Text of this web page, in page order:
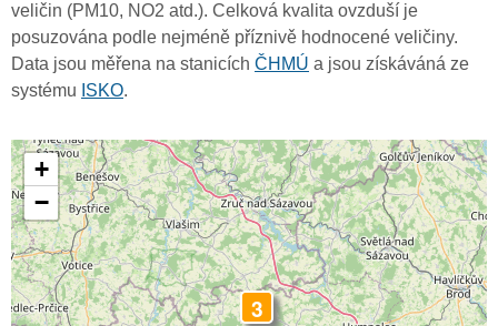
veličin (PM10, NO2 atd.). Celková kvalita ovzduší je
posuzována podle nejméně příznivě hodnocené veličiny.
Data jsou měřena na stanicích ČHMÚ a jsou získáváná ze
systému ISKO.
3
+
−